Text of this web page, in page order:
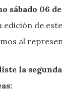
sábado 06
edición de
al
la